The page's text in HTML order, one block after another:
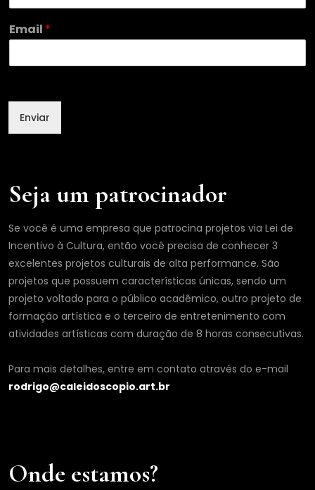
N
o
e
a
l
Email *
Enviar
Seja um patrocinador
Se você é uma empresa que patrocina projetos via Lei de
Incentivo à Cultura, então você precisa de conhecer 3
excelentes projetos culturais de alta performance. São
projetos que possuem características únicas, sendo um
projeto voltado para o público acadêmico, outro projeto de
formação artística e o terceiro de entretenimento com
atividades artísticas com duração de 8 horas consecutivas.
Para mais detalhes, entre em contato através do e-mail
rodrigo@caleidoscopio.art.br
Onde estamos?